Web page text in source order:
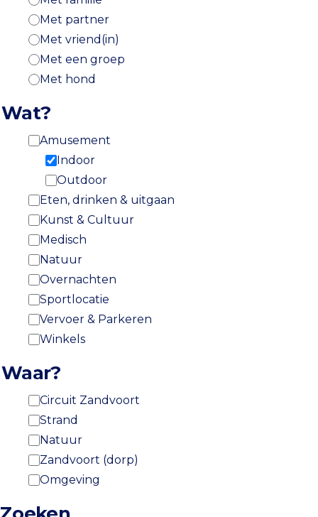
Met partner
Met vriend(in)
Met een groep
Met hond
Wat?
Amusement
Indoor
Outdoor
Eten, drinken & uitgaan
Kunst & Cultuur
Medisch
Natuur
Overnachten
Sportlocatie
Vervoer & Parkeren
Winkels
Waar?
Circuit Zandvoort
Strand
Natuur
Zandvoort (dorp)
Omgeving